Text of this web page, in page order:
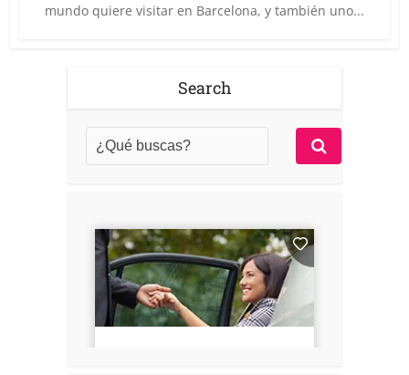
mundo quiere visitar en Barcelona, y también uno...
Search